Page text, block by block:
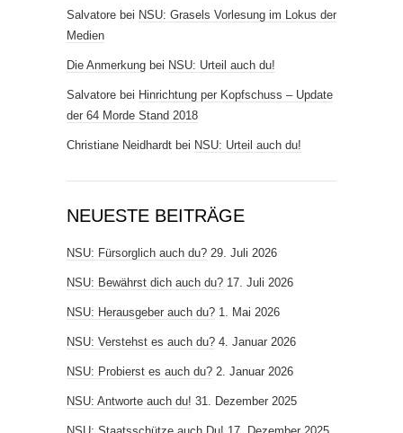
Salvatore bei NSU: Grasels Vorlesung im Lokus der
Medien
Die Anmerkung bei NSU: Urteil auch du!
Salvatore bei Hinrichtung per Kopfschuss – Update
der 64 Morde Stand 2018
Christiane Neidhardt bei NSU: Urteil auch du!
NEUESTE BEITRÄGE
NSU: Fürsorglich auch du? 29. Juli 2026
NSU: Bewährst dich auch du? 17. Juli 2026
NSU: Herausgeber auch du? 1. Mai 2026
NSU: Verstehst es auch du? 4. Januar 2026
NSU: Probierst es auch du? 2. Januar 2026
NSU: Antworte auch du! 31. Dezember 2025